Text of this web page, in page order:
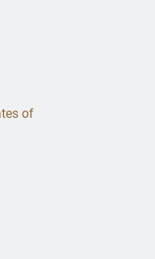
of